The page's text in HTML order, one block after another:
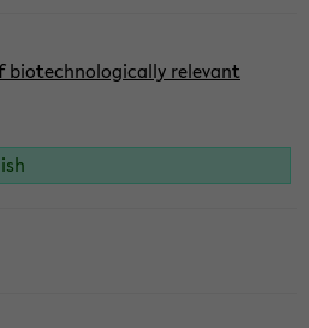
biotechnologically relevant